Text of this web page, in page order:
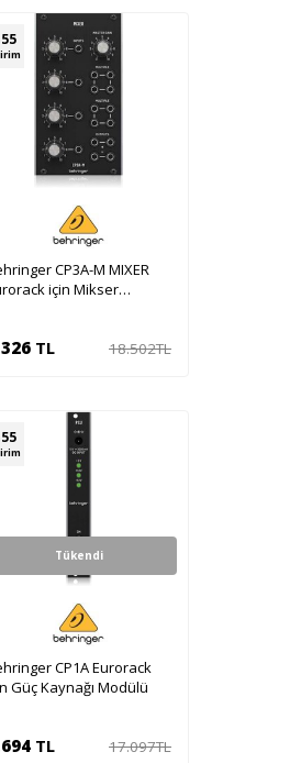
55
CP3A-M MIXER
için Mikser
TL 18.502TL
55
Tükendi
CP1A Eurorack
Güç Kaynağı Modülü
TL 17.097TL